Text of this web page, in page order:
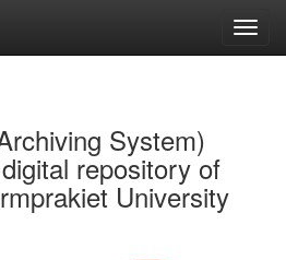
System)
repository of
University